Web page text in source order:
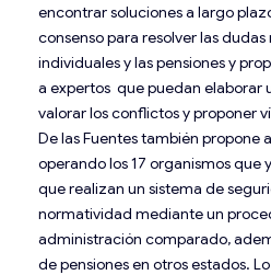
encontrar soluciones a largo
consenso para resolver las
individuales y las pensiones y
a expertos que puedan elaborar
valorar los conflictos y proponer
De las Fuentes también propone
operando los 17 organismos que
que realizan un sistema de
normatividad mediante un
administración comparado,
de pensiones en otros estados.